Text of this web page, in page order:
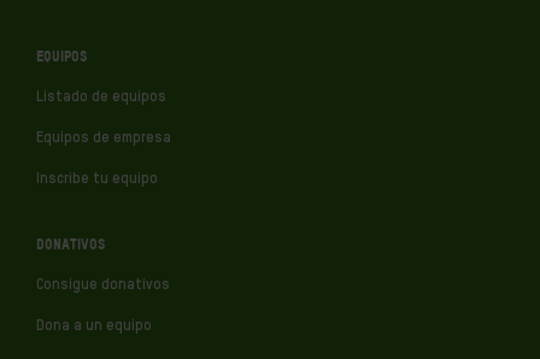
EQUIPOS
Listado de equipos
Equipos de empresa
Inscribe tu equipo
DONATIVOS
Consigue donativos
Dona a un equipo